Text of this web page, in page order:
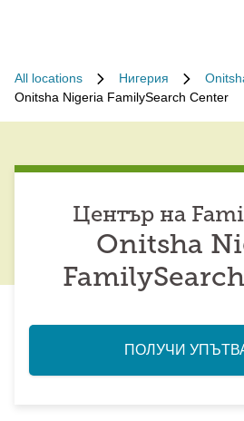
All locations Нигерия
Onitsha Nigeria FamilySearch Center
Център на
Onitsha
ПОЛУЧИ